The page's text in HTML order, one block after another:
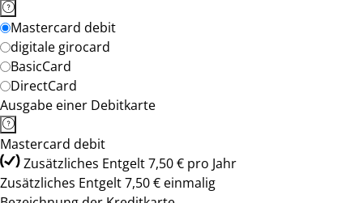
Mastercard debit
digitale girocard
BasicCard
DirectCard
Ausgabe einer Debitkarte
Mastercard debit
Zusätzliches Entgelt 7,50 € pro Jahr
Zusätzliches Entgelt 7,50 € einmalig